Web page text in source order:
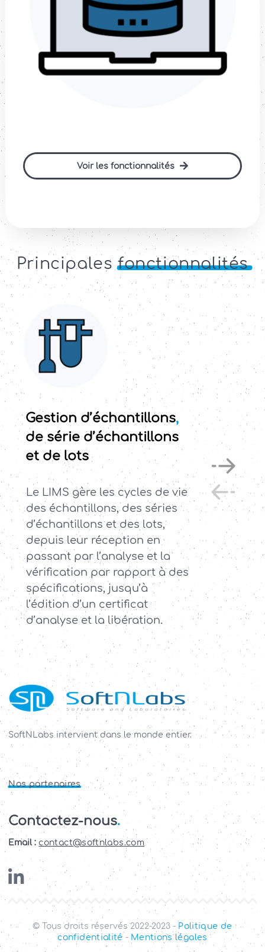
Voir les fonctionnalités
Principalesfonctionnalités
Gestion d’échantillons,
de série d’échantillons
et de lots
Le LIMS gère les cycles de vie
des échantillons, des séries
d’échantillons et des lots,
depuis leur réception en
passant par l’analyse et la
vérification par rapport à des
spécifications, jusqu’à
l’édition d’un certificat
d’analyse et la libération.
SoftNLabs intervient dans le monde entier.
Nos partenaires
Contactez-nous.
Email : contact@softnlabs.com
© Tous droits réservés 2022-2023 - Politique de
confidentialité - Mentions légales